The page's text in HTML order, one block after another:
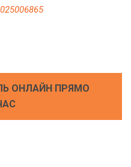
ОНЛАЙН ПРЯМО